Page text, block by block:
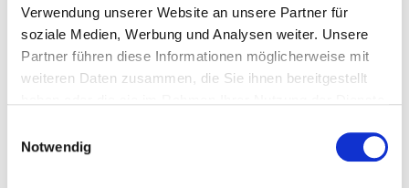
Verwendung unserer Website an unsere Partner für
soziale Medien, Werbung und Analysen weiter. Unsere
Partner führen diese Informationen möglicherweise mit
weiteren Daten zusammen, die Sie ihnen bereitgestellt
unsererDatenschutzerklärung
Notwendig
Landesentscheids 2025, die SchauspielerinElla Schulz
Katrin Schweinbeck(Buchhandlung Hugendubel),Alice
Groffner(Stadtbücherei Landshut),Titus Müller
(Autor),Konrad Kustner(Bayerisches
Inga Nobel
(Bayerischer Rundfunk). Die Jury bewertete
Textverständnis, Lesetechnik und Textgestaltung. Dabei